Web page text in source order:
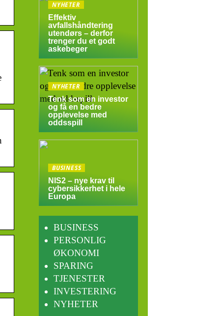
NYHETER
Effektiv
avfallshåndtering
utendørs – derfor
trenger du et godt
askebeger
NYHETER
Tenk som en investor
og få en bedre
opplevelse med
oddsspill
BUSINESS
NIS2 – nye krav til
cybersikkerhet i hele
Europa
BUSINESS
PERSONLIG
ØKONOMI
SPARING
TJENESTER
INVESTERING
NYHETER